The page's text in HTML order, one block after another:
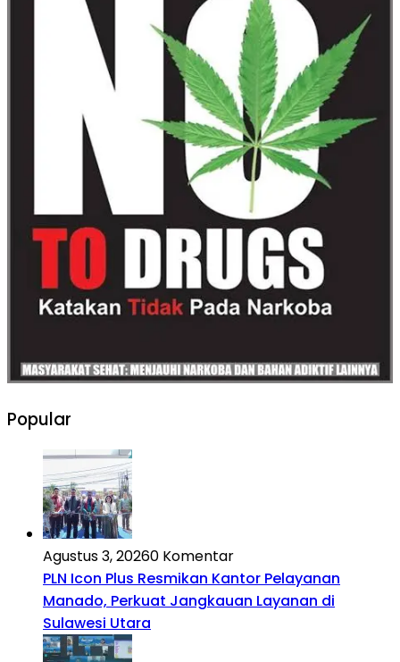
Popular
Agustus 3, 20260 Komentar
PLN Icon Plus Resmikan Kantor Pelayanan
Manado, Perkuat Jangkauan Layanan di
Sulawesi Utara